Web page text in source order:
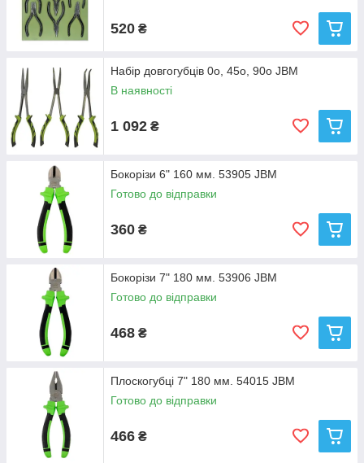
520 ₴
Набір довгогубців 0o, 45o, 90o JBM
В наявності
1 092 ₴
Бокорізи 6" 160 мм. 53905 JBM
Готово до відправки
360 ₴
Бокорізи 7" 180 мм. 53906 JBM
Готово до відправки
468 ₴
Плоскогубці 7" 180 мм. 54015 JBM
Готово до відправки
466 ₴